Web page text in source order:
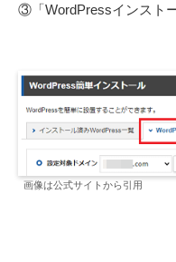
③「WordPressインスト
画像は公式サイトから引用